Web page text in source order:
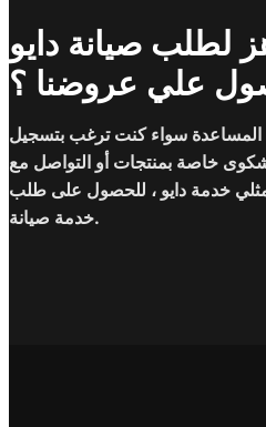
لطلب صيانة دايو
علي عروضنا ؟
المساعدة سواء كنت ترغب بتسجيل
شكوى خاصة بمنتجات أو التواصل مع
خدمة دايو ، للحصول على طلب
خدمة صيانة.